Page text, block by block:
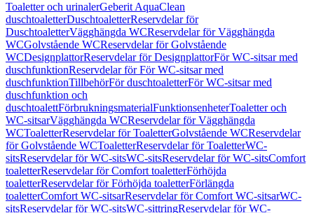
Toaletter och urinalerGeberit AquaClean
duschtoaletterDuschtoaletterReservdelar för
DuschtoaletterVägghängda WCReservdelar för Vägghängda
WCGolvstående WCReservdelar för Golvstående
WCDesignplattorReservdelar för DesignplattorFör WC-sitsar med
duschfunktionReservdelar för För WC-sitsar med
duschfunktionTillbehörFör duschtoaletterFör WC-sitsar med
duschfunktion och
duschtoalettFörbrukningsmaterialFunktionsenheterToaletter och
WC-sitsarVägghängda WCReservdelar för Vägghängda
WCToaletterReservdelar för ToaletterGolvstående WCReservdelar
för Golvstående WCToaletterReservdelar för ToaletterWC-
sitsReservdelar för WC-sitsWC-sitsReservdelar för WC-sitsComfort
toaletterReservdelar för Comfort toaletterFörhöjda
toaletterReservdelar för Förhöjda toaletterFörlängda
toaletterComfort WC-sitsarReservdelar för Comfort WC-sitsarWC-
sitsReservdelar för WC-sitsWC-sittringReservdelar för WC-